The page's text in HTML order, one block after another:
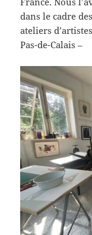
dans le cadre
ateliers
Pas-de-Calais –